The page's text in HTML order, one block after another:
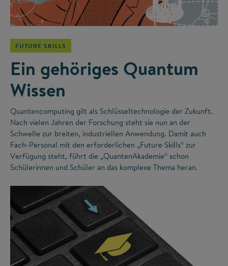
©
FUTURE SKILLS
Ein gehöriges Quantum
Wissen
Quantencomputing gilt als Schlüsseltechnologie der Zukunft.
Nach vielen Jahren der Forschung steht sie nun an der
Schwelle zur breiten, industriellen Anwendung. Damit auch
Fach-Personal mit den erforderlichen „Future Skills“ zur
Verfügung steht, führt die „QuantenAkademie“ schon
Schülerinnen und Schüler an das komplexe Thema heran.